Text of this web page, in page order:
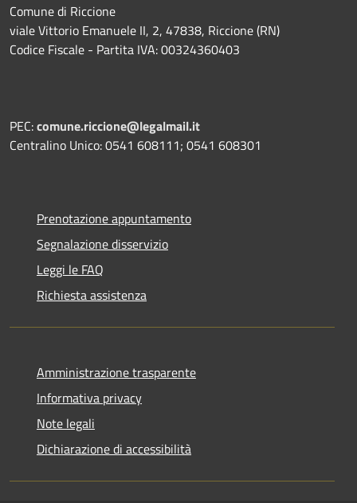
Comune di Riccione
viale Vittorio Emanuele II, 2, 47838, Riccione (RN)
Codice Fiscale - Partita IVA: 00324360403
PEC:comune.riccione@legalmail.it
Centralino Unico: 0541 608111; 0541 608301
Prenotazione appuntamento
Segnalazione disservizio
Leggi le FAQ
Richiesta assistenza
Amministrazione trasparente
Informativa privacy
Note legali
Dichiarazione di accessibilità